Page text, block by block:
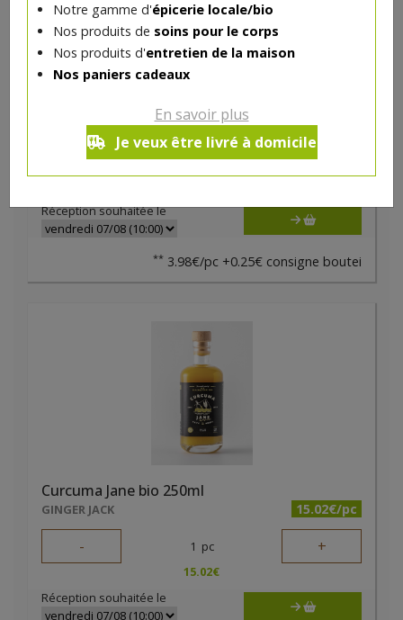
Notre gamme d'épicerie locale/bio
Nos produits de soins pour le corps
Nos produits d'entretien de la maison
Nos paniers cadeaux
En savoir plus
Je veux être livré à domicile
INTERBIO 4.23€/pc
1 pc +
Réception souhaitée le
** 3.98€/pc +0.25€ consigne boutei
Curcuma Jane bio 250ml
GINGER JACK 15.02€/pc
- 1 pc +
15.02€
Réception souhaitée le